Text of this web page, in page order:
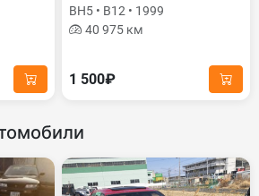
BH5 • B12 • 1999
40 975 км
1 500₽